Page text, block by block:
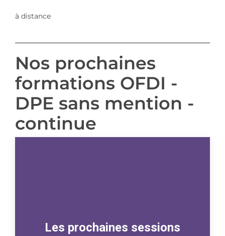
à distance
Nos prochaines
formations OFDI -
DPE sans mention -
continue
Les prochaines sessions